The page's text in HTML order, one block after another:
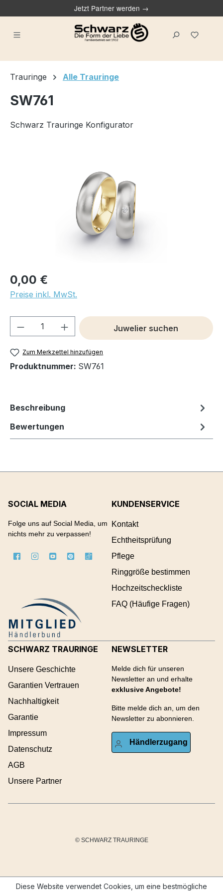
Jetzt Partner werden →
Trauringe Alle Trauringe
SW761
Schwarz Trauringe Konfigurator
0,00 €
Preise inkl. MwSt.
Produkt Anzahl: Gib denJuwelier suchen
Zum Merkzettel hinzufügen
Produktnummer: SW761
Beschreibung
Bewertungen
SOCIAL MEDIA
Folge uns auf Social Media, um
nichts mehr zu verpassen!
KUNDENSERVICE
Kontakt
Echtheitsprüfung
Pflege
Ringgröße bestimmen
Hochzeitscheckliste
FAQ (Häufige Fragen)
SCHWARZ TRAURINGE
Unsere Geschichte
Garantien Vertrauen
Nachhaltigkeit
Garantie
Impressum
Datenschutz
AGB
Unsere Partner
NEWSLETTER
Melde dich für unseren
Newsletter an und erhalte
exklusive Angebote!
Bitte melde dich an, um den
Newsletter zu abonnieren.
Händlerzugang
© SCHWARZ TRAURINGE
Diese Website verwendet Cookies, um eine bestmögliche